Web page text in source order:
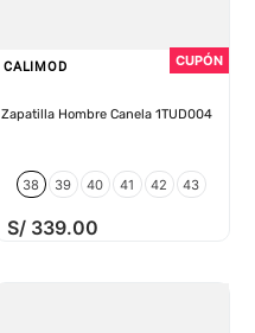
CALIMOD
Zapatilla Hombre Canela 1TUD004
38 39 40 41 42 43
S/ 339.00